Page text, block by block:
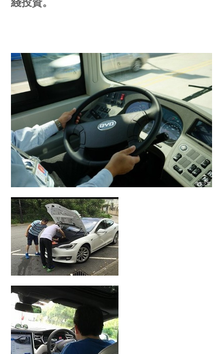
綫投資。